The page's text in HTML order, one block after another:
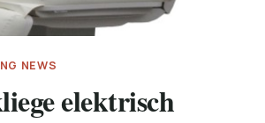
NEWS
elektrisch